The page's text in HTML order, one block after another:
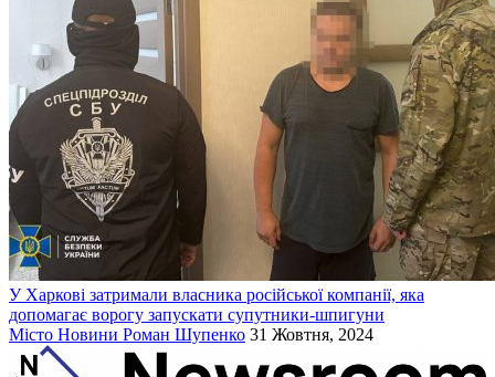
У Харкові затримали власника російської компанії, яка
допомагає ворогу запускати супутники-шпигуни
Місто Новини Роман Шупенко 31 Жовтня, 2024